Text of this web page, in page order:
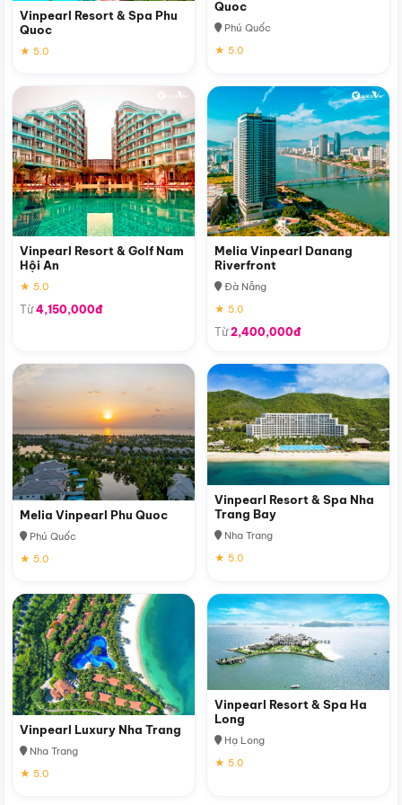
Vinpearl Resort & Spa Phu
Quoc
★ 5.0
Quoc
Phú Quốc
★ 5.0
Vinpearl Resort & Golf Nam
Hội An
★ 5.0
Từ4,150,000đ
Melia Vinpearl Danang
Riverfront
Đà Nẵng
★ 5.0
Từ2,400,000đ
Melia Vinpearl Phu Quoc
Phú Quốc
★ 5.0
Vinpearl Resort & Spa Nha
Trang Bay
Nha Trang
★ 5.0
Vinpearl Luxury Nha Trang
Nha Trang
★ 5.0
Vinpearl Resort & Spa Ha
Long
Hạ Long
★ 5.0